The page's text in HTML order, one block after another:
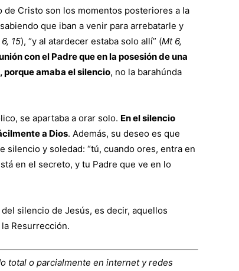
Cristo son los momentos posteriores a la
que iban a venir para arrebatarle y
15), “y al atardecer estaba solo allí” (Mt 6,
con el Padre que en la posesión de una
amaba el silencio, no la barahúnda
se apartaba a orar solo. En el silencio
a Dios. Además, su deseo es que
y soledad: “tú, cuando ores, entra en
en el secreto, y tu Padre que ve en lo
silencio de Jesús, es decir, aquellos
Resurrección.
total o parcialmente en internet y redes